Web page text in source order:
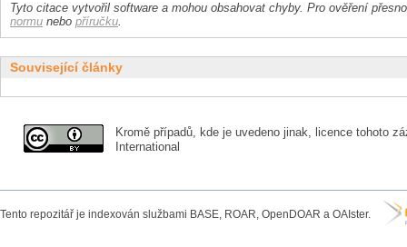
Tyto citace vytvořil software a mohou obsahovat chyby. Pro ověření
normu nebo příručku.
Související články
Kromě případů, kde je uvedeno jinak, licence tohoto
International
Tento repozitář je indexován službami BASE, ROAR, OpenDOAR a OAIster.